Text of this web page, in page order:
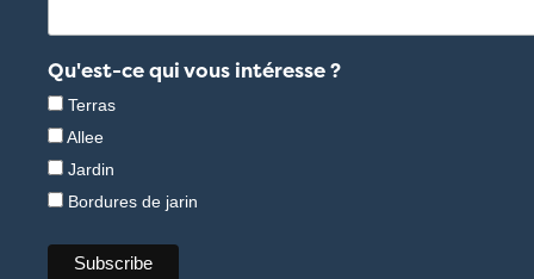
Qu'est-ce qui vous intéresse ?
Terras
Allee
Jardin
Bordures de jarin